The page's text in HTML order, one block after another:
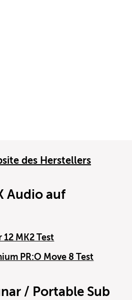
des Herstellers
Audio auf
12 MK2 Test
PR:O Move 8 Test
/ Portable Sub